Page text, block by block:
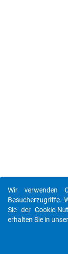
Wir verwenden
Besucherzugriffe.
Sie der Cookie-
erhalten Sie in